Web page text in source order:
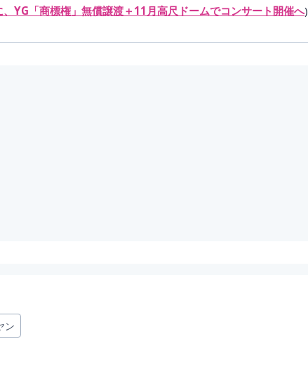
、YG「商標権」無償譲渡＋11月高尺ドームでコンサート開催へ)
ン